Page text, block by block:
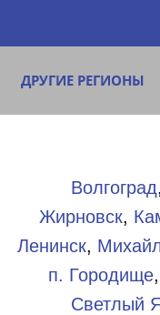
ДРУГИЕ РЕГИОНЫ
Волгоград,
Жирновск,
Ленинск,
п. Городище,
Светлый